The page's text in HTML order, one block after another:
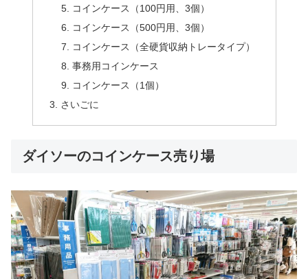
コインケース（100円用、3個）
コインケース（500円用、3個）
コインケース（全硬貨収納トレータイプ）
事務用コインケース
コインケース（1個）
さいごに
ダイソーのコインケース売り場